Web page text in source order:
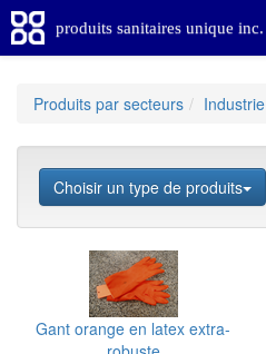
produits sanitaires unique inc.
Produits par secteurs Industrie
Choisir un type de produits
Gant orange en latex extra-